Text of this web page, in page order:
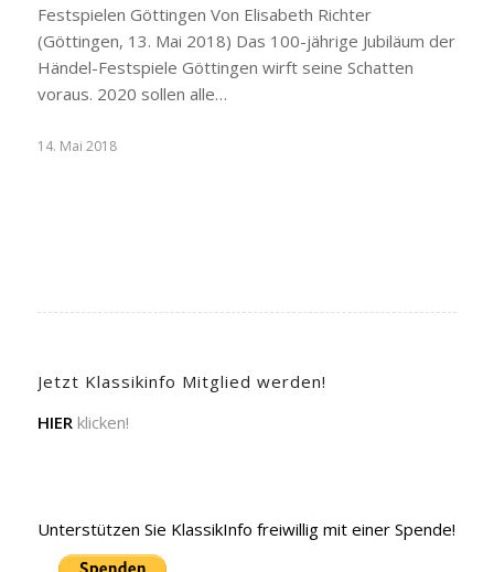
Festspielen Göttingen Von Elisabeth Richter
(Göttingen, 13. Mai 2018) Das 100-jährige Jubiläum der
Händel-Festspiele Göttingen wirft seine Schatten
voraus. 2020 sollen alle…
14. Mai 2018
Jetzt Klassikinfo Mitglied werden!
HIER klicken!
Unterstützen Sie KlassikInfo freiwillig mit einer Spende!